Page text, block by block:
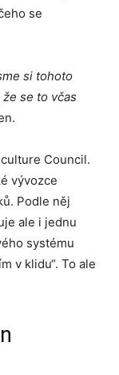
se
si tohoto
se to včas
Council.
vývozce
Podle něj
ale i jednu
systému
v klidu“. To ale